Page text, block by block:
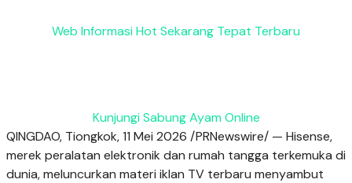
Web Informasi Hot Sekarang Tepat Terbaru
Kunjungi Sabung Ayam Online
QINGDAO, Tiongkok, 11 Mei 2026 /PRNewswire/ — Hisense,
merek peralatan elektronik dan rumah tangga terkemuka di
dunia, meluncurkan materi iklan TV terbaru menyambut